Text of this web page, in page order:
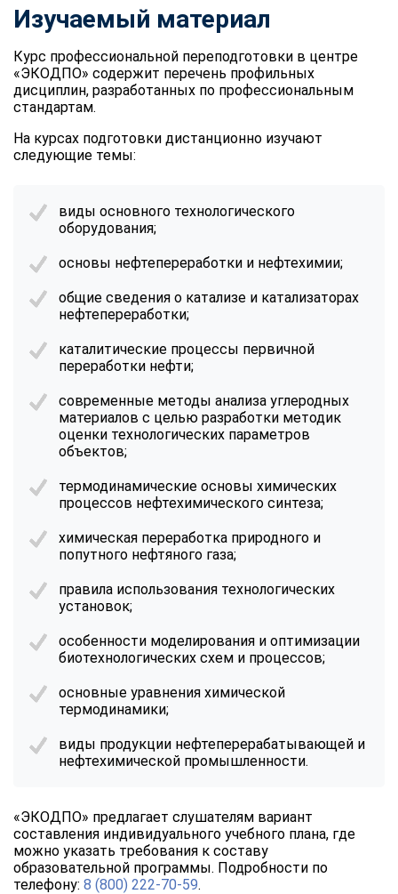
Изучаемый материал
Курс профессиональной переподготовки в центре
«ЭКОДПО» содержит перечень профильных
дисциплин, разработанных по профессиональным
стандартам.
На курсах подготовки дистанционно изучают
следующие темы:
виды основного технологического
оборудования;
основы нефтепереработки и нефтехимии;
общие сведения о катализе и катализаторах
нефтепереработки;
каталитические процессы первичной
переработки нефти;
современные методы анализа углеродных
материалов с целью разработки методик
оценки технологических параметров
объектов;
термодинамические основы химических
процессов нефтехимического синтеза;
химическая переработка природного и
попутного нефтяного газа;
правила использования технологических
установок;
особенности моделирования и оптимизации
биотехнологических схем и процессов;
основные уравнения химической
термодинамики;
виды продукции нефтеперерабатывающей и
нефтехимической промышленности.
«ЭКОДПО» предлагает слушателям вариант
составления индивидуального учебного плана, где
можно указать требования к составу
образовательной программы. Подробности по
телефону: 8 (800) 222-70-59.